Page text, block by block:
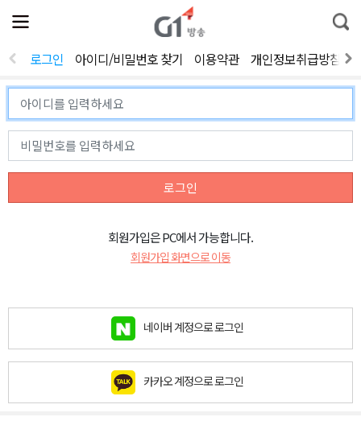
전
체
뉴
열
통
합
색
로그인 아이디/비밀번호 찾기 이용약관 개인정보취급방침
로그인
회원가입은 PC에서 가능합니다.
회원가입 화면으로 이동
네이버 계정으로 로그인
카카오 계정으로 로그인